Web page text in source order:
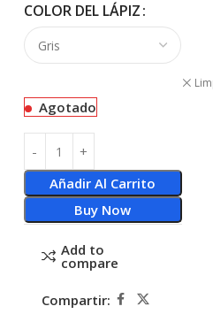
COLOR DEL LÁPIZ
Agotado
Añadir Al Carrito
Buy Now
Add to
compare
Compartir: